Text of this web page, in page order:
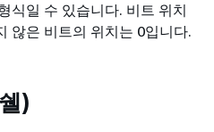
식일 수 있습니다. 비트 위치
않은 비트의 위치는 0입니다.
)